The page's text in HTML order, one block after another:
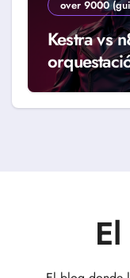
over 9000
Kestra vs
workflows